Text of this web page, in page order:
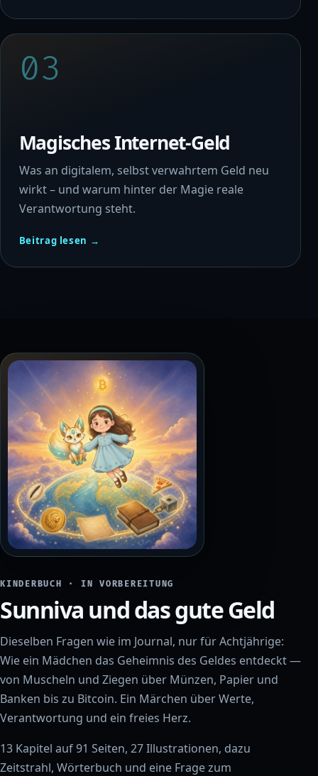
03
Magisches Internet-Geld
Was an digitalem, selbst verwahrtem Geld neu
wirkt – und warum hinter der Magie reale
Verantwortung steht.
Beitrag lesen →
KINDERBUCH · IN VORBEREITUNG
Sunniva und das gute Geld
Dieselben Fragen wie im Journal, nur für Achtjährige:
Wie ein Mädchen das Geheimnis des Geldes entdeckt —
von Muscheln und Ziegen über Münzen, Papier und
Banken bis zu Bitcoin. Ein Märchen über Werte,
Verantwortung und ein freies Herz.
13 Kapitel auf 91 Seiten, 27 Illustrationen, dazu
Zeitstrahl, Wörterbuch und eine Frage zum